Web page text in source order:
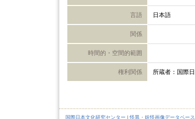
言語 日本語
関係
時間的・空間的範囲
権利関係 所蔵者：国際
国際日本文化研究センター | 怪異・妖怪画像データベー